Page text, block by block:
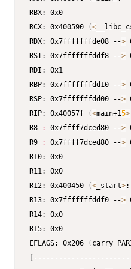
RBX: 0x0
RCX: 0x400590
(<
RDX: 0x7fffffffde08 -->
RSI: 0x7fffffffddf8 -->
RDI: 0x1
RBP: 0x7fffffffdd10 -->
RSP: 0x7fffffffdd00 -->
RIP: 0x40057f
(<main+15>
R8
: 0x7ffff7dced80 -->
R9
: 0x7ffff7dced80 -->
R10: 0x0
R11: 0x0
R12: 0x400450
(< _start>:
R13: 0x7fffffffddf0 -->
R14: 0x0
R15: 0x0
EFLAGS: 0x206
( carry
[